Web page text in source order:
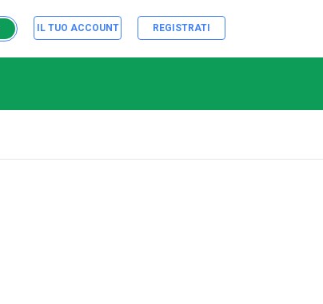
IL TUO ACCOUNT REGISTRATI